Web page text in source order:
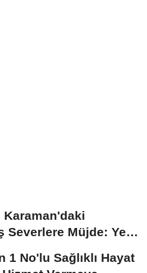
Karaman'daki
Severlere Müjde: Yeni
1 No'lu Sağlıklı Hayat